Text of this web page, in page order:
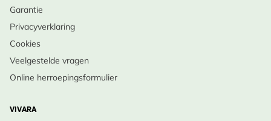
Garantie
Privacyverklaring
Cookies
Veelgestelde vragen
Online herroepingsformulier
VIVARA